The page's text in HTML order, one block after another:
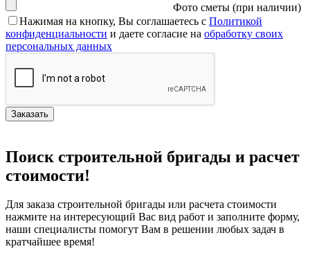
Фото сметы (при наличии)
Нажимая на кнопку, Вы соглашаетесь с Политикой
конфиденциальности и даете согласие на обработку своих
персональных данных
Поиск строительной бригады и расчет
стоимости!
Для заказа строительной бригады или расчета стоимости
нажмите на интересующий Вас вид работ и заполните форму,
наши специалисты помогут Вам в решении любых задач в
кратчайшее время!